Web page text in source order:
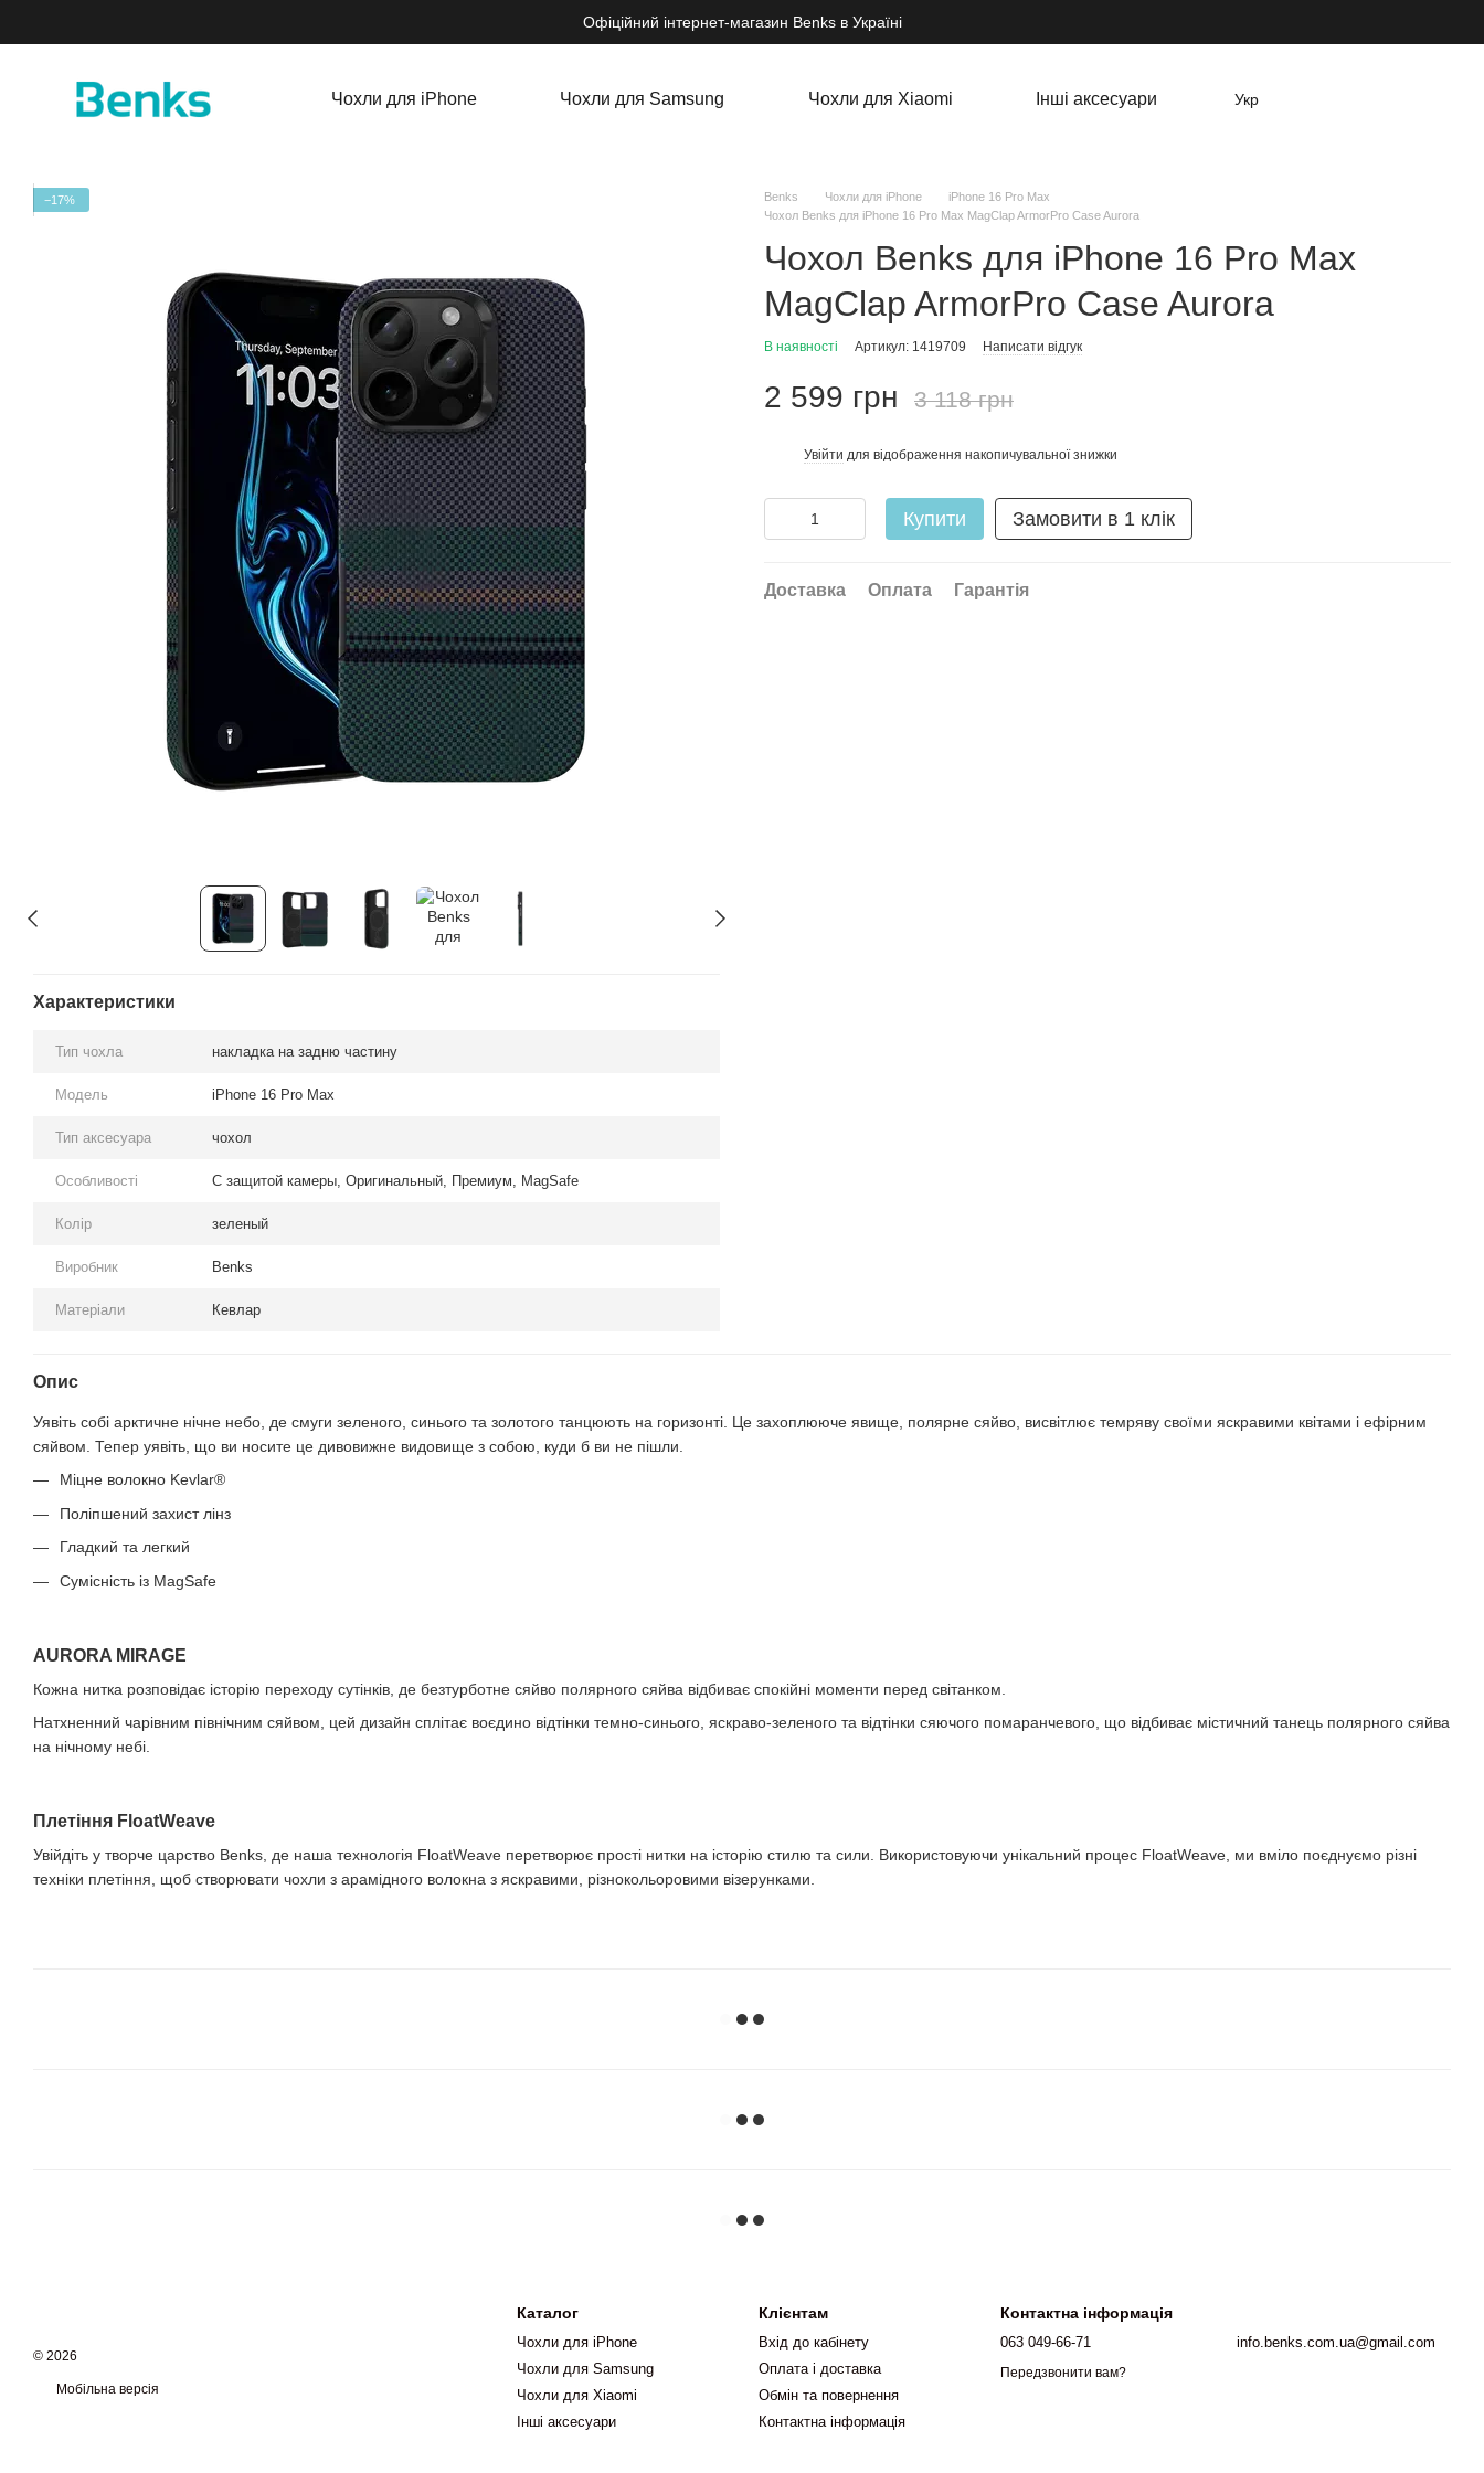
Офіційний інтернет-магазин Benks в Україні
Чохли для iPhone Чохли для Samsung Чохли для Xiaomi Інші аксесуари Укр
−17%
Характеристики
Тип чохла накладка на задню частину
Модель iPhone 16 Pro Max
Тип аксесуара чохол
Особливості С защитой камеры, Оригинальный, Премиум, MagSafe
Колір зеленый
Виробник Benks
Матеріали Кевлар
Benks Чохли для iPhone
iPhone 16 Pro Max
Чохол Benks для iPhone 16 Pro Max MagClap ArmorPro Case Aurora
Чохол Benks для iPhone 16 Pro Max
MagClap ArmorPro Case Aurora
В наявності Артикул: 1419709 Написати відгук
2 599 грн 3 118 грн
Увійти для відображення накопичувальної знижки
Купити Замовити в 1 клік
Доставка Оплата Гарантія
Опис
Уявіть собі арктичне нічне небо, де смуги зеленого, синього та золотого танцюють на горизонті. Це захоплююче явище, полярне сяйво, висвітлює темряву своїми яскравими квітами і ефірним
сяйвом. Тепер уявіть, що ви носите це дивовижне видовище з собою, куди б ви не пішли.
Міцне волокно Kevlar®
Поліпшений захист лінз
Гладкий та легкий
Сумісність із MagSafe
AURORA MIRAGE
Кожна нитка розповідає історію переходу сутінків, де безтурботне сяйво полярного сяйва відбиває спокійні моменти перед світанком.
Натхненний чарівним північним сяйвом, цей дизайн сплітає воєдино відтінки темно-синього, яскраво-зеленого та відтінки сяючого помаранчевого, що відбиває містичний танець полярного сяйва
на нічному небі.
Плетіння FloatWeave
Увійдіть у творче царство Benks, де наша технологія FloatWeave перетворює прості нитки на історію стилю та сили. Використовуючи унікальний процес FloatWeave, ми вміло поєднуємо різні
техніки плетіння, щоб створювати чохли з арамідного волокна з яскравими, різнокольоровими візерунками.
© 2026
Мобільна версія
Каталог
Чохли для iPhone
Чохли для Samsung
Чохли для Xiaomi
Інші аксесуари
Клієнтам
Вхід до кабінету
Оплата і доставка
Обмін та повернення
Контактна інформація
Контактна інформація
063 049-66-71
Передзвонити вам?
info.benks.com.ua@gmail.com